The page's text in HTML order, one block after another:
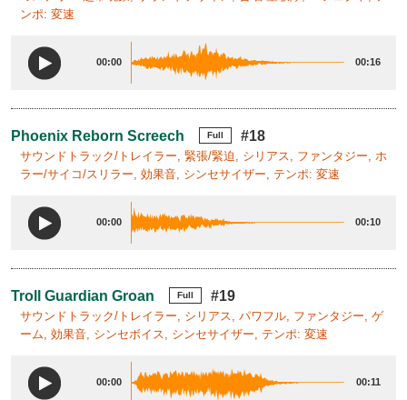
ンポ: 変速
00:00 00:16
Phoenix Reborn Screech Full #18
サウンドトラック/トレイラー, 緊張/緊迫, シリアス, ファンタジー, ホ
ラー/サイコ/スリラー, 効果音, シンセサイザー, テンポ: 変速
00:00 00:10
Troll Guardian Groan Full #19
サウンドトラック/トレイラー, シリアス, パワフル, ファンタジー, ゲ
ーム, 効果音, シンセボイス, シンセサイザー, テンポ: 変速
00:00 00:11